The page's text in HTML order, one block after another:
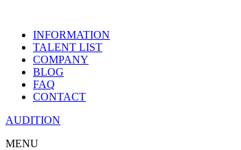
INFORMATION
TALENT LIST
COMPANY
BLOG
FAQ
CONTACT
AUDITION
MENU